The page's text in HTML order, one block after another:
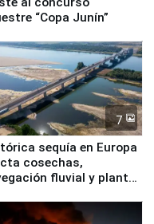
“Copa Junín”
7
sequía en Europa
cosechas,
fluvial y plantas